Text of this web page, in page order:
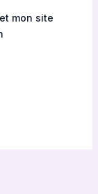
mon site